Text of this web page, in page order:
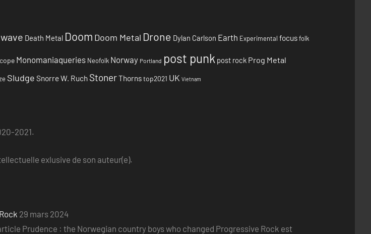
Death Metal Doom Doom Metal Drone Dylan Carlson Earth Experimental focusfolk
Monomaniaqueries Neofolk Norway Portland post punk post rock Prog Metal
Sludge Snorre W. Ruch StonerThornstop2021 UK Vietnam
2021.
exlusive de son auteur(e).
29 mars 2024
Prudence : the Norwegian country boys who changed Progressive Rock est